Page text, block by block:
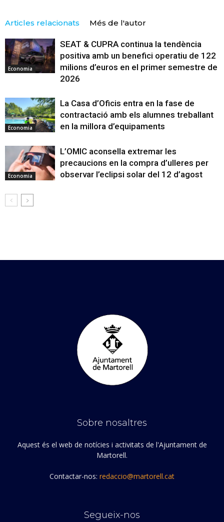
Articles relacionats Més de l'autor
Economia
SEAT & CUPRA continua la tendència
positiva amb un benefici operatiu de 122
milions d’euros en el primer semestre de
2026
Economia
La Casa d’Oficis entra en la fase de
contractació amb els alumnes treballant
en la millora d’equipaments
Economia
L’OMIC aconsella extremar les
precaucions en la compra d’ulleres per
observar l’eclipsi solar del 12 d’agost
Sobre nosaltres
Aquest és el web de notícies i activitats de l'Ajuntament de
Martorell.
Contactar-nos: redaccio@martorell.cat
Segueix-nos